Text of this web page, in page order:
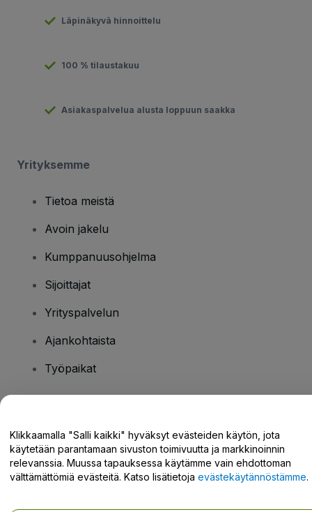
Läpinäkyvä hinnoittelu
100 % tilaustakuu
Asiakaspalvelua alusta loppuun saakka
Yrityksemme
Tietoa meistä
Avoin jakelu
Kumppanuusohjelma
Sijoittajat
Yrityspalvelun
Ajankohtaista
Työpaikat
Tukikeskus / Ota meihin yhteyttä
Klikkaamalla "Salli kaikki" hyväksyt evästeiden käytön, jota
käytetään parantamaan sivuston toimivuutta ja markkinoinnin
relevanssia. Muussa tapauksessa käytämme vain ehdottoman
välttämättömiä evästeitä. Katso lisätietoja evästekäytännöstämme.